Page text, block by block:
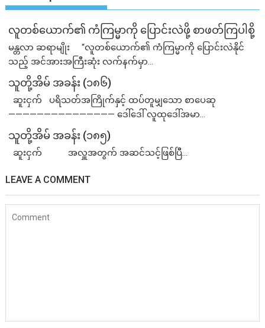
လူတစ်ယောက်၏ ကံကြမ္မာကို ပြောင်းလဲဖို့ စာဖတ်ကြပါစို့
မန္တလာ ဆရာမျိုး “လူတစ်ယောက်၏ ကံကြမ္မာကို ပြောင်းလဲနိုင်
သည့် အင်အားအကြီးဆုံး လက်နက်မှာ...
သူတို့အိမ် အခန်း (၁၈၆)
ဆူးငှက် ပရိသတ်အကြိုက်နှင့် ထပ်တူမျှသော စာပေဆု
——————————————— ဒေါ်ဒေါ် လူထုဒေါ်အမာ...
သူတို့အိမ် အခန်း (၁၈၅)
ဆူးငှက် အလှူအတွက် အဆင်သင့်ဖြစ်ပြီ...
LEAVE A COMMENT